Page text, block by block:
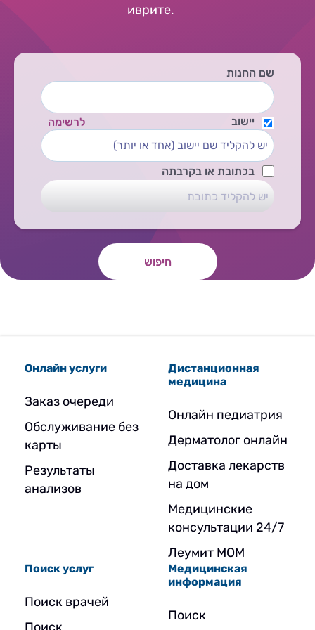
иврите.
שם החנות
יישוב לרשימה
בכתובת או בקרבתה
חיפוש
Онлайн услуги
Заказ очереди
Обслуживание без
карты
Результаты
анализов
Дистанционная
медицина
Онлайн педиатрия
Дерматолог онлайн
Доставка лекарств
на дом
Медицинские
консультации 24/7
Леумит МОМ
Поиск услуг
Поиск врачей
Медицинская
информация
Поиск